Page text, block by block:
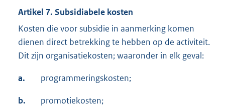
Artikel 7. Subsidiabele kosten
Kosten die voor subsidie in aanmerking komen
dienen direct betrekking te hebben op de activiteit.
Dit zijn organisatiekosten; waaronder in elk geval:
a. programmeringskosten;
b. promotiekosten;